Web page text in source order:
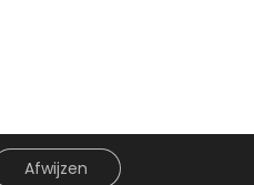
Afwijzen